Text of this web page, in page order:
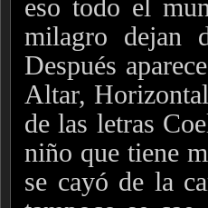
eso todo el
milagro dejan
Después
Altar,
de las letras
niño que tiene
se cayó de la